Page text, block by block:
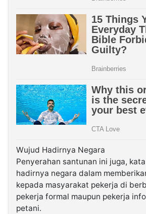
Wujud Hadirnya Negara
Penyerahan santunan ini juga,
hadirnya negara dalam
kepada masyarakat pekerja di
pekerja formal maupun pekerja
petani.